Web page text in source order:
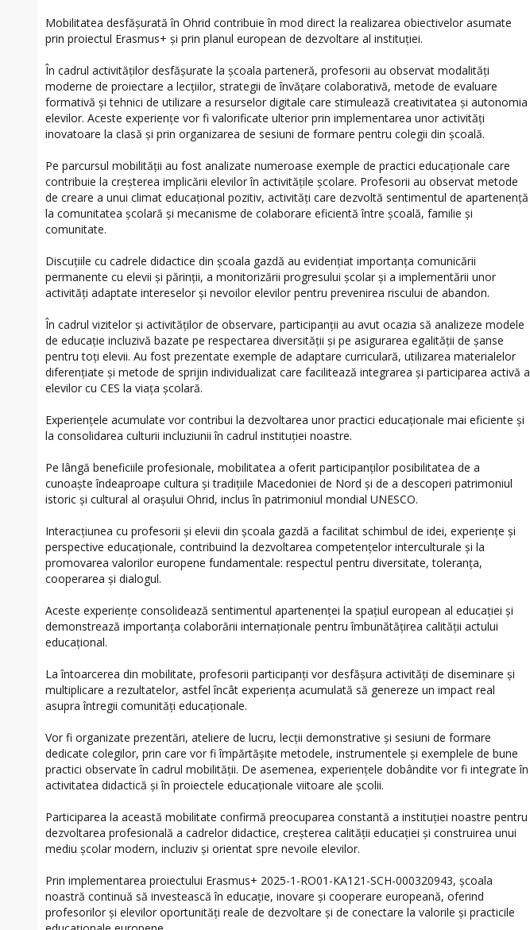
Mobilitatea desfășurată în Ohrid contribuie în mod direct la realizarea obiectivelor asumate
prin proiectul Erasmus+ și prin planul european de dezvoltare al instituției.
În cadrul activităților desfășurate la școala parteneră, profesorii au observat modalități
moderne de proiectare a lecțiilor, strategii de învățare colaborativă, metode de evaluare
formativă și tehnici de utilizare a resurselor digitale care stimulează creativitatea și autonomia
elevilor. Aceste experiențe vor fi valorificate ulterior prin implementarea unor activități
inovatoare la clasă și prin organizarea de sesiuni de formare pentru colegii din școală.
Pe parcursul mobilității au fost analizate numeroase exemple de practici educaționale care
contribuie la creșterea implicării elevilor în activitățile școlare. Profesorii au observat metode
de creare a unui climat educațional pozitiv, activități care dezvoltă sentimentul de apartenență
la comunitatea școlară și mecanisme de colaborare eficientă între școală, familie și
comunitate.
Discuțiile cu cadrele didactice din școala gazdă au evidențiat importanța comunicării
permanente cu elevii și părinții, a monitorizării progresului școlar și a implementării unor
activități adaptate intereselor și nevoilor elevilor pentru prevenirea riscului de abandon.
În cadrul vizitelor și activităților de observare, participanții au avut ocazia să analizeze modele
de educație incluzivă bazate pe respectarea diversității și pe asigurarea egalității de șanse
pentru toți elevii. Au fost prezentate exemple de adaptare curriculară, utilizarea materialelor
diferențiate și metode de sprijin individualizat care facilitează integrarea și participarea activă a
elevilor cu CES la viața școlară.
Experiențele acumulate vor contribui la dezvoltarea unor practici educaționale mai eficiente și
la consolidarea culturii incluziunii în cadrul instituției noastre.
Pe lângă beneficiile profesionale, mobilitatea a oferit participanților posibilitatea de a
cunoaște îndeaproape cultura și tradițiile Macedoniei de Nord și de a descoperi patrimoniul
istoric și cultural al orașului Ohrid, inclus în patrimoniul mondial UNESCO.
Interacțiunea cu profesorii și elevii din școala gazdă a facilitat schimbul de idei, experiențe și
perspective educaționale, contribuind la dezvoltarea competențelor interculturale și la
promovarea valorilor europene fundamentale: respectul pentru diversitate, toleranța,
cooperarea și dialogul.
Aceste experiențe consolidează sentimentul apartenenței la spațiul european al educației și
demonstrează importanța colaborării internaționale pentru îmbunătățirea calității actului
educațional.
La întoarcerea din mobilitate, profesorii participanți vor desfășura activități de diseminare și
multiplicare a rezultatelor, astfel încât experiența acumulată să genereze un impact real
asupra întregii comunități educaționale.
Vor fi organizate prezentări, ateliere de lucru, lecții demonstrative și sesiuni de formare
dedicate colegilor, prin care vor fi împărtășite metodele, instrumentele și exemplele de bune
practici observate în cadrul mobilității. De asemenea, experiențele dobândite vor fi integrate în
activitatea didactică și în proiectele educaționale viitoare ale școlii.
Participarea la această mobilitate confirmă preocuparea constantă a instituției noastre pentru
dezvoltarea profesională a cadrelor didactice, creșterea calității educației și construirea unui
mediu școlar modern, incluziv și orientat spre nevoile elevilor.
Prin implementarea proiectului Erasmus+ 2025-1-RO01-KA121-SCH-000320943, școala
noastră continuă să investească în educație, inovare și cooperare europeană, oferind
profesorilor și elevilor oportunități reale de dezvoltare și de conectare la valorile și practicile